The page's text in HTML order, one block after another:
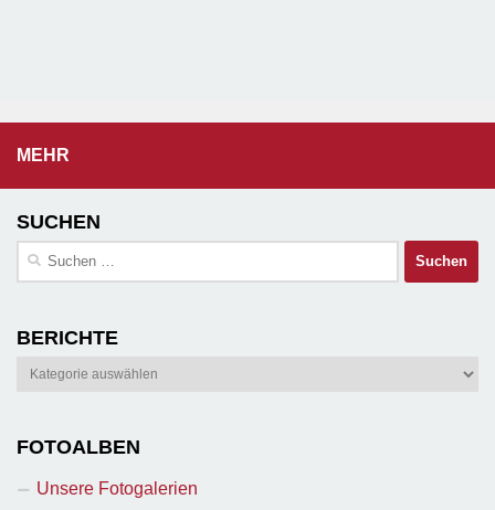
MEHR
SUCHEN
Suchen
BERICHTE
Berichte
FOTOALBEN
Unsere Fotogalerien